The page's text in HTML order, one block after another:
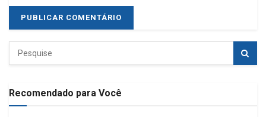
Recomendado para Você